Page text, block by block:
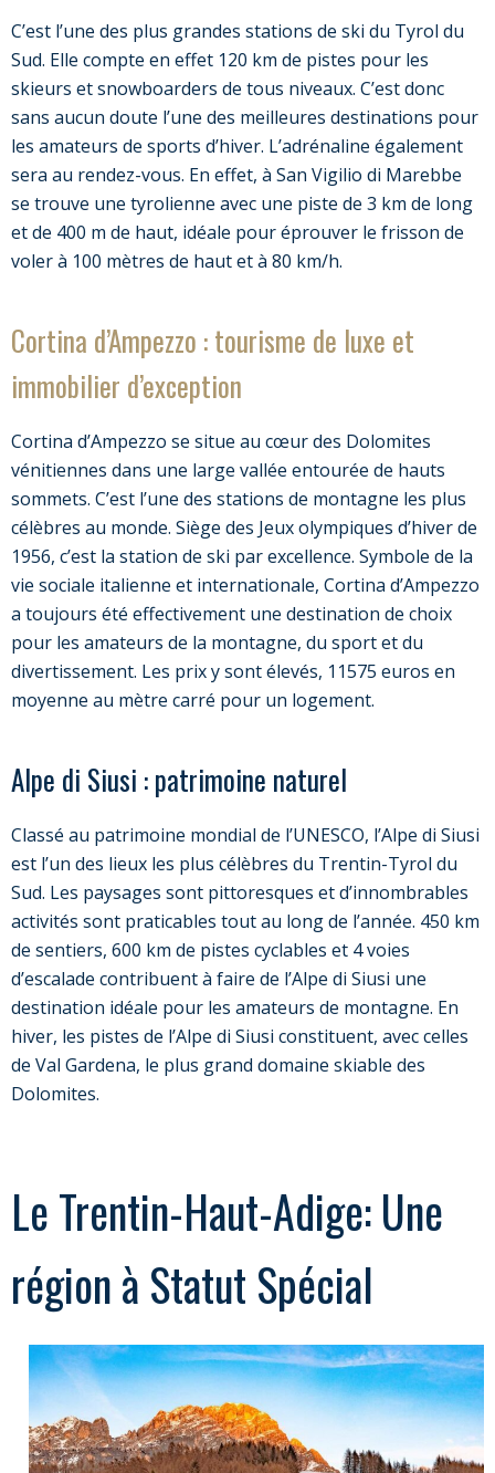
C’est l’une des plus grandes stations de ski du Tyrol du
Sud. Elle compte en effet 120 km de pistes pour les
skieurs et snowboarders de tous niveaux. C’est donc
sans aucun doute l’une des meilleures destinations pour
les amateurs de sports d’hiver. L’adrénaline également
sera au rendez-vous. En effet, à San Vigilio di Marebbe
se trouve une tyrolienne avec une piste de 3 km de long
et de 400 m de haut, idéale pour éprouver le frisson de
voler à 100 mètres de haut et à 80 km/h.
Cortina d’Ampezzo : tourisme de luxe et
immobilier d’exception
Cortina d’Ampezzo se situe au cœur des Dolomites
vénitiennes dans une large vallée entourée de hauts
sommets. C’est l’une des stations de montagne les plus
célèbres au monde. Siège des Jeux olympiques d’hiver de
1956, c’est la station de ski par excellence. Symbole de la
vie sociale italienne et internationale, Cortina d’Ampezzo
a toujours été effectivement une destination de choix
pour les amateurs de la montagne, du sport et du
divertissement. Les prix y sont élevés, 11575 euros en
moyenne au mètre carré pour un logement.
Alpe di Siusi : patrimoine naturel
Classé au patrimoine mondial de l’UNESCO, l’Alpe di Siusi
est l’un des lieux les plus célèbres du Trentin-Tyrol du
Sud. Les paysages sont pittoresques et d’innombrables
activités sont praticables tout au long de l’année. 450 km
de sentiers, 600 km de pistes cyclables et 4 voies
d’escalade contribuent à faire de l’Alpe di Siusi une
destination idéale pour les amateurs de montagne. En
hiver, les pistes de l’Alpe di Siusi constituent, avec celles
de Val Gardena, le plus grand domaine skiable des
Dolomites.
Le Trentin-Haut-Adige: Une
région à Statut Spécial